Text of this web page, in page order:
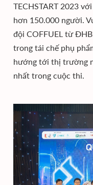
TECHSTART 2023
hơn 150.000 người.
đội COFFUEL từ
trong tái chế phụ
hướng tới thị trường
nhất trong cuộc thi.